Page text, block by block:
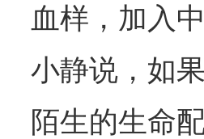
血样，加入
小静说，如
陌生的生命